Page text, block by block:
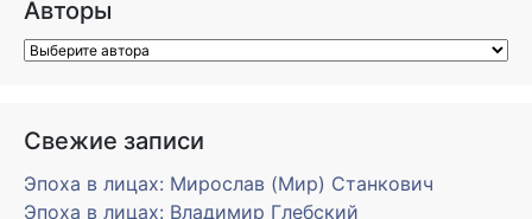
Авторы
Свежие записи
Эпоха в лицах: Мирослав (Мир) Станкович
Эпоха в лицах: Владимир Глебский